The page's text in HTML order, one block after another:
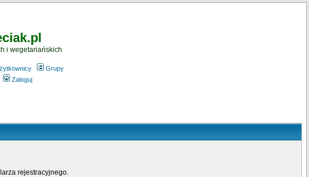
i wegetariańskich
Grupy
Zaloguj
rejestracyjnego.